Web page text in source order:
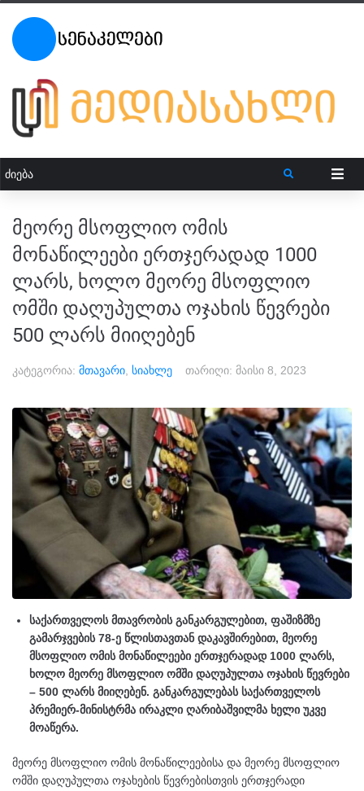
მეორე მსოფლიო ომის
მონაწილეები ერთჯერადად 1000
ლარს, ხოლო მეორე მსოფლიო
ომში დაღუპულთა ოჯახის წევრები
500 ლარს მიიღებენ
კატეგორია: მთავარი სიახლე თარიღი: მაისი 8, 2023
საქართველოს მთავრობის განკარგულებით, ფაშიზმზე
გამარჯვების 78-ე წლისთავთან დაკავშირებით, მეორე
მსოფლიო ომის მონაწილეები ერთჯერადად 1000 ლარს,
ხოლო მეორე მსოფლიო ომში დაღუპულთა ოჯახის წევრები
– 500 ლარს მიიღებენ. განკარგულებას საქართველოს
პრემიერ-მინისტრმა ირაკლი ღარიბაშვილმა ხელი უკვე
მოაწერა.
მეორე მსოფლიო ომის მონაწილეებისა და მეორე მსოფლიო
ომში დაღუპულთა ოჯახების წევრებისთვის ერთჯერადი